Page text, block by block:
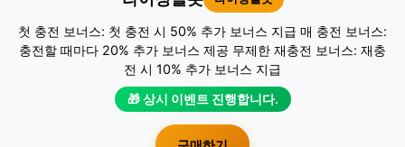
첫 충전 보너스: 첫 충전 시 50% 추가 보너스 지급 매 충전 보너스:
충전할 때마다 20% 추가 보너스 제공 무제한 재충전 보너스: 재충
전 시 10% 추가 보너스 지급
🎁 상시 이벤트 진행합니다.